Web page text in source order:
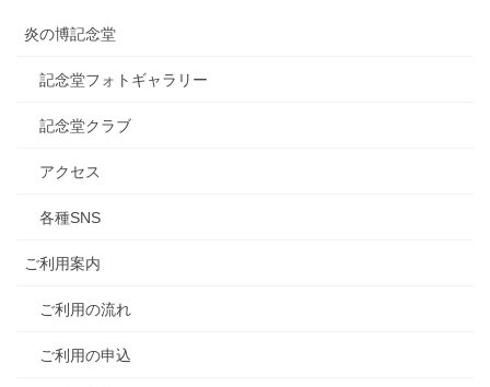
炎の博記念堂
記念堂フォトギャラリー
記念堂クラブ
アクセス
各種SNS
ご利用案内
ご利用の流れ
ご利用の申込